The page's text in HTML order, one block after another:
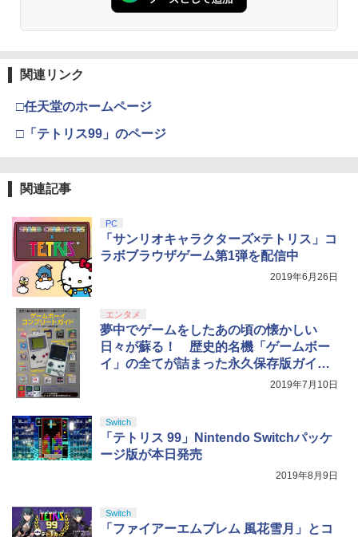
セット)) [ Liella! ]
￥24,750
5
新世紀GPX サイバーフォーミュラ BD A
LL ROUNDS COLLECTION ～OVA Seri
es～【Blu-ray】 [ 金丸淳一 ]
3
￥55,871
4
5
ニンテンドープリペイド番号 5000円|オ
￥5,000
3
￥10,737
5
￥10,737
3
￥7,681
5
【純正品】Xbox ワイヤレス コントロー
￥8,020
窩座再来 通常版 [Blu-ray]
3
劇場版「鬼滅の刃」無限城編 第一章 猗
劇場版「鬼滅の刃」無限城編 第一章 猗
窩座再来 完全生産限定版 [Blu-ray]
5
【Amazon.co.jp限定】劇場版モノノ怪
第三章 蛇神 (オリジナル特典:オリジナル
巾着＋メーカー特典:【坤と離】二振りの
￥8,800
関連リンク
□任天堂のホームページ
□「テトリス99」のページ
関連記事
PC
「サンリオキャラクターズ×テトリス」コ
ラボブラウザゲーム第1弾を配信中
2019年6月26日
エンタメ
夢中でゲームをしたあの頃の懐かしい
日々が蘇る！ 歴史的名機「ゲームボー
イ」の全てが詰まった永久保存版ガイド
「ゲームボーイコンプリートガイド」が
2019年7月10日
Switch
「テトリス 99」Nintendo Switchパッケ
ージ版が本日発売
2019年8月9日
Switch
「ファイアーエムブレム 風花雪月」とコ